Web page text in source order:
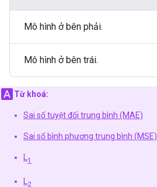
Mô hình ở bên phải.
Mô hình ở bên trái.
Từ khoá:
Sai số tuyệt đối trung bình (MAE)
Sai số bình phương trung bình (MSE)
1
2